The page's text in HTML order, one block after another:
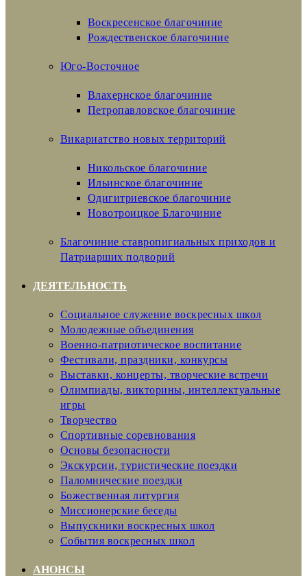
Воскресенское благочиние
Рождественское благочиние
Юго-Восточное
Влахернское благочиние
Петропавловское благочиние
Викариатство новых территорий
Никольское благочиние
Ильинское благочиние
Одигитриевское благочиние
Новотроицкое Благочиние
Благочиние ставропигиальных приходов и
Патриарших подворий
ДЕЯТЕЛЬНОСТЬ
Социальное служение воскресных школ
Молодежные объединения
Военно-патриотическое воспитание
Фестивали, праздники, конкурсы
Выставки, концерты, творческие встречи
Олимпиады, викторины, интеллектуальные
игры
Творчество
Спортивные соревнования
Основы безопасности
Экскурсии, туристические поездки
Паломнические поездки
Божественная литургия
Миссионерские беседы
Выпускники воскресных школ
События воскресных школ
АНОНСЫ